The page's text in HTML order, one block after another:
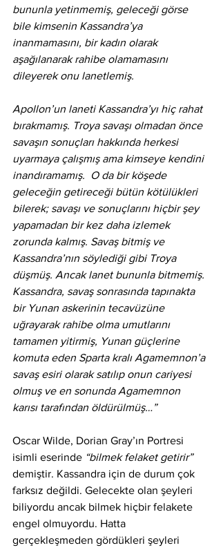
bununla yetinmemiş, geleceği görse
bile kimsenin Kassandra’ya
inanmamasını, bir kadın olarak
aşağılanarak rahibe olamamasını
dileyerek onu lanetlemiş.
Apollon’un laneti Kassandra’yı hiç rahat
bırakmamış. Troya savaşı olmadan önce
savaşın sonuçları hakkında herkesi
uyarmaya çalışmış ama kimseye kendini
inandıramamış.  O da bir köşede
geleceğin getireceği bütün kötülükleri
bilerek; savaşı ve sonuçlarını hiçbir şey
yapamadan bir kez daha izlemek
zorunda kalmış. Savaş bitmiş ve
Kassandra’nın söylediği gibi Troya
düşmüş. Ancak lanet bununla bitmemiş.
Kassandra, savaş sonrasında tapınakta
bir Yunan askerinin tecavüzüne
uğrayarak rahibe olma umutlarını
tamamen yitirmiş, Yunan güçlerine
komuta eden Sparta kralı Agamemnon’a
savaş esiri olarak satılıp onun cariyesi
olmuş ve en sonunda Agamemnon
karısı tarafından öldürülmüş…”
Oscar Wilde, Dorian Gray’ın Portresi
isimli eserinde “bilmek felaket getirir”
demiştir. Kassandra için de durum çok
farksız değildi. Gelecekte olan şeyleri
biliyordu ancak bilmek hiçbir felakete
engel olmuyordu. Hatta
gerçekleşmeden gördükleri şeyleri